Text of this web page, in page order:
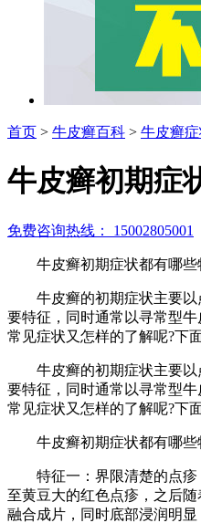
首页 > 牛皮癣百科 > 牛皮癣症
牛皮癣初期症
免费咨询热线： 15002805001
牛皮癣初期症状都有哪些
牛皮癣的初期症状主要以
要特征，同时通常以寻常型
常见症状又怎样的了解呢?下
牛皮癣的初期症状主要以
要特征，同时通常以寻常型
常见症状又怎样的了解呢?下
牛皮癣初期症状都有哪些
特征一：界限清楚的点疹
至黄豆大的红色点疹，之后
融合成片，同时底部浸润明